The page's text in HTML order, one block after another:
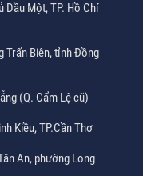
Dầu Một, TP. Hồ Chí
Trấn Biên, tỉnh Đồng
(Q. Cẩm Lệ cũ)
Kiều, TP.Cần Thơ
An, phường Long